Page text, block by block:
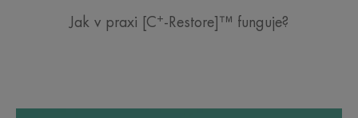
Jak v praxi [C+-Restore]™ funguje?